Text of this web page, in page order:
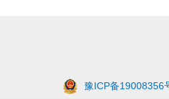
豫ICP备19008356